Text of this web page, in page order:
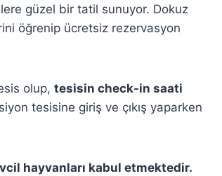
güzel bir tatil sunuyor. Dokuz
öğrenip ücretsiz rezervasyon
olup, tesisin check-in saati
tesisine giriş ve çıkış yaparken
hayvanları kabul etmektedir.